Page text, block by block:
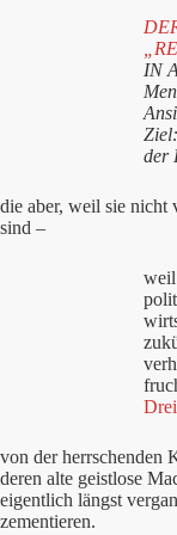
IN
der
die aber, weil sie nicht
sind –
weil
von der herrschenden
deren alte geistlose
eigentlich längst
zementieren.